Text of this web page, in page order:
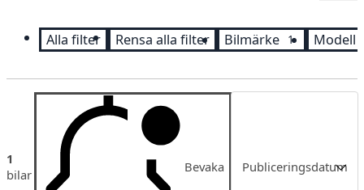
Alla filter Rensa alla filter Bilmärke 1 Modell
1
bilar
Bevaka Publiceringsdatum